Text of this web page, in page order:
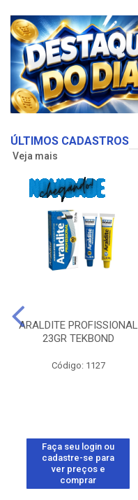
ÚLTIMOS CADASTROS
Veja mais
ARALDITE PROFISSIONAL
23GR TEKBOND
Código: 1127
Faça seu login ou
cadastre-se para
ver preços e
comprar